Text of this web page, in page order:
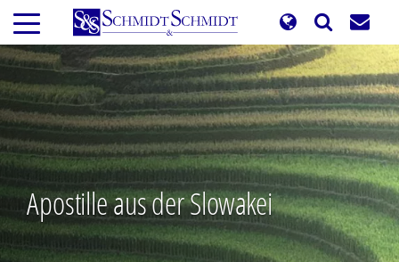
Direkt
zum
Inhalt
Apostille aus der Slowakei